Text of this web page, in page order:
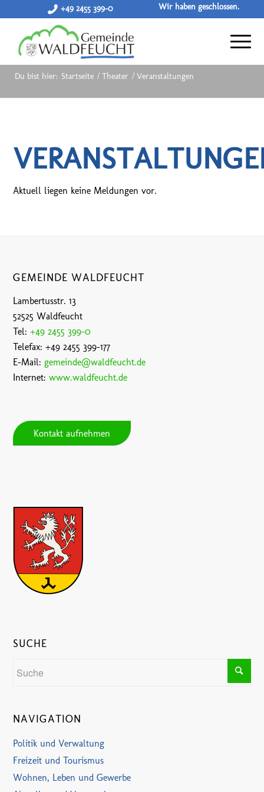
+49 2455 399-0 Wir haben geschlossen.
Du bist hier: Startseite / Theater / Veranstaltungen
Aktuell liegen keine Meldungen vor.
GEMEINDE WALDFEUCHT
Lambertusstr. 13
52525 Waldfeucht
Tel:+49 2455 399-0
Telefax: +49 2455 399-177
E-Mail: gemeinde@waldfeucht.de
Internet:www.waldfeucht.de
Kontakt aufnehmen
SUCHE
NAVIGATION
Politik und Verwaltung
Freizeit und Tourismus
Wohnen, Leben und Gewerbe